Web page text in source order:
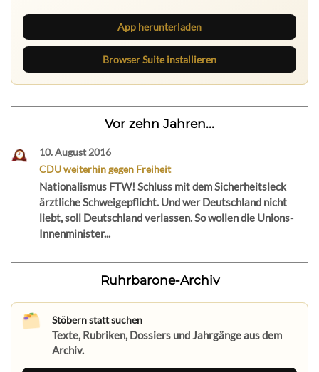
App herunterladen
Browser Suite installieren
Vor zehn Jahren...
10. August 2016
CDU weiterhin gegen Freiheit
Nationalismus FTW! Schluss mit dem Sicherheitsleck
ärztliche Schweigepflicht. Und wer Deutschland nicht
liebt, soll Deutschland verlassen. So wollen die Unions-
Innenminister...
Ruhrbarone-Archiv
Stöbern statt suchen
Texte, Rubriken, Dossiers und Jahrgänge aus dem
Archiv.